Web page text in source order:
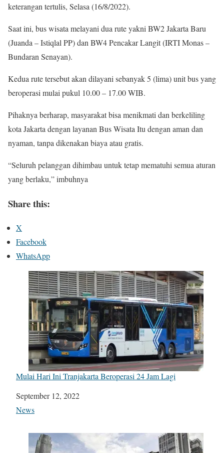
keterangan tertulis, Selasa (16/8/2022).
Saat ini, bus wisata melayani dua rute yakni BW2 Jakarta Baru
(Juanda – Istiqlal PP) dan BW4 Pencakar Langit (IRTI Monas –
Bundaran Senayan).
Kedua rute tersebut akan dilayani sebanyak 5 (lima) unit bus yang
beroperasi mulai pukul 10.00 – 17.00 WIB.
Pihaknya berharap, masyarakat bisa menikmati dan berkeliling
kota Jakarta dengan layanan Bus Wisata Itu dengan aman dan
nyaman, tanpa dikenakan biaya atau gratis.
“Seluruh pelanggan dihimbau untuk tetap mematuhi semua aturan
yang berlaku,” imbuhnya
Share this:
X
Facebook
WhatsApp
Mulai Hari Ini Tranjakarta Beroperasi 24 Jam Lagi
Date
September 12, 2022
In relation to
News